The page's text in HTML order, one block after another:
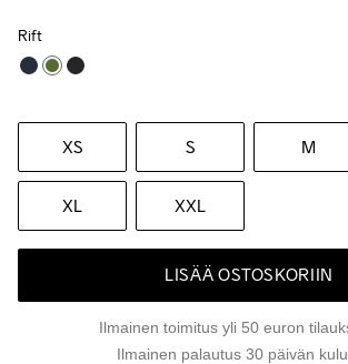
Rift
XS S M
XL XXL
LISÄÄ OSTOSKORIIN
Ilmainen toimitus yli 50 euron
Ilmainen palautus 30 päivän